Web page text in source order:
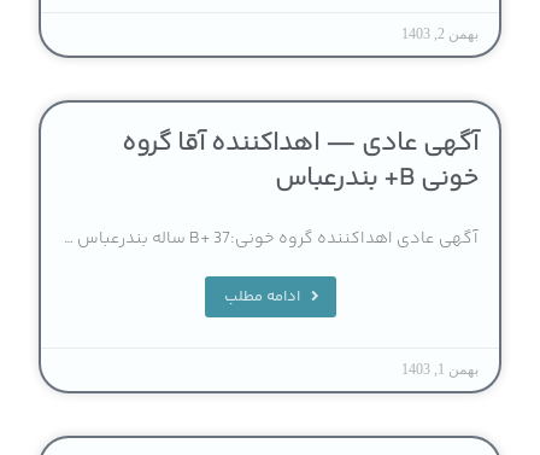
بهمن 2, 1403
آگهی عادی — اهداکننده آقا گروه
خونی B+ بندرعباس
آگهی عادی اهداکننده گروه خونی:B+ 37 ساله بندرعباس …
ادامه مطلب
بهمن 1, 1403